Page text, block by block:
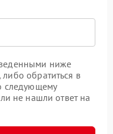
ниже
обратиться в
следующему
не нашли ответ на